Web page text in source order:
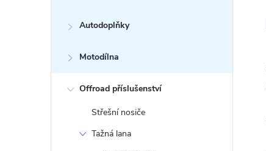
Autodoplňky
Motodílna
Offroad příslušenství
Střešní nosiče
Tažná lana